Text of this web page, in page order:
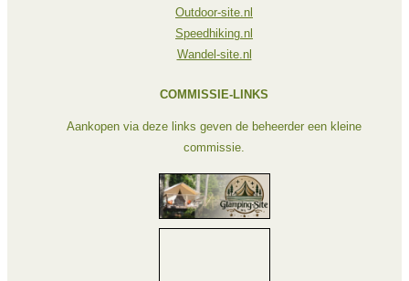
Outdoor-site.nl
Speedhiking.nl
Wandel-site.nl
COMMISSIE-LINKS
Aankopen via deze links geven de beheerder een kleine
commissie.